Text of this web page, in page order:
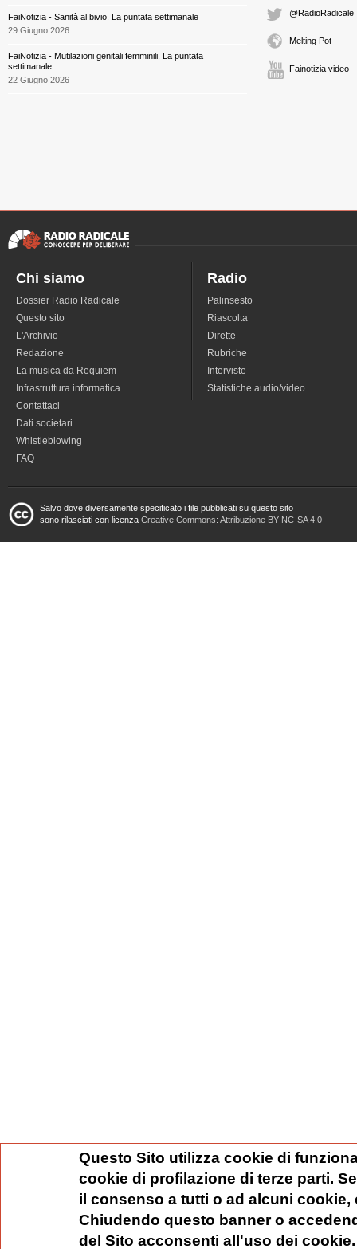
FaiNotizia - Sanità al bivio. La puntata settimanale
29 Giugno 2026
FaiNotizia - Mutilazioni genitali femminili. La puntata
settimanale
22 Giugno 2026
@RadioRadicale
Melting Pot
Fainotizia video
Chi siamo
Dossier Radio Radicale
Questo sito
L'Archivio
Redazione
La musica da Requiem
Infrastruttura informatica
Contattaci
Dati societari
Whistleblowing
FAQ
Radio
Palinsesto
Riascolta
Dirette
Rubriche
Interviste
Statistiche audio/video
Salvo dove diversamente specificato i file pubblicati su questo sito
sono rilasciati con licenza Creative Commons: Attribuzione BY-NC-SA 4.0
Questo Sito utilizza cookie di
cookie di profilazione di terze parti.
il consenso a tutti o ad alcuni
Chiudendo questo banner o
del Sito acconsenti all'uso dei cookie.